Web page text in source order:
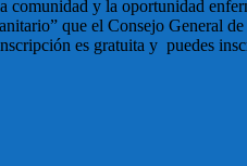
y la oportunidad
que el Consejo General
es gratuita y puedes